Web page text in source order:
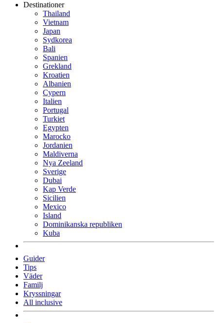
Destinationer
Thailand
Vietnam
Japan
Sydkorea
Bali
Spanien
Grekland
Kroatien
Albanien
Cypern
Italien
Portugal
Turkiet
Egypten
Marocko
Jordanien
Maldiverna
Nya Zeeland
Sverige
Dubai
Kap Verde
Sicilien
Mexico
Island
Dominikanska republiken
Kuba
Guider
Tips
Väder
Familj
Kryssningar
All inclusive